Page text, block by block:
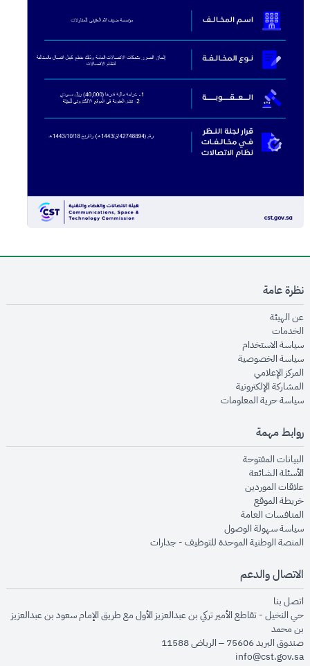
نظرة عامة
عن الهيئةopens in new window
الخدماتopens in new window
سياسة الاستخدام
سياسة الخصوصيةopens in new window
المركز الإعلاميopens in new window
المشاركة الإلكترونيةopens in new window
سياسة حرية المعلوماتopens in new window
روابط مهمة
البيانات المفتوحةopens in new window
الأسئلة الشائعةopens in new window
علاقات الموردينopens in new window
خريطة الموقعopens in new window
المنافسات العامةopens in new window
سياسة سهولة الوصولopens in new window
المنصة الوطنية الموحدة للتوظيف - جداراتopens in new window
الاتصال والدعم
اتصل بنا
حي النخيل - تقاطع الأمير تركي بن عبدالعزيز الأول مع طريق الإمام سعود بن عبدالعزيز
بن محمد
صندوق البريد 75606 – الرياض 11588
info@cst.gov.sa